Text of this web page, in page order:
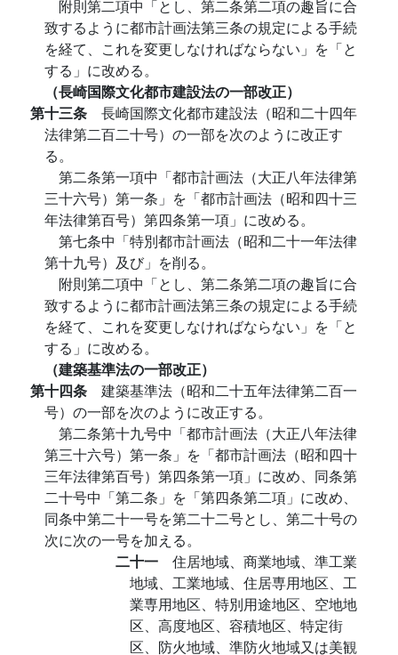
附則第二項中「とし、第二条第二項の趣旨に合
致するように都市計画法第三条の規定による手続
を経て、これを変更しなければならない」を「と
する」に改める。
（長崎国際文化都市建設法の一部改正）
第十三条 長崎国際文化都市建設法（昭和二十四年
法律第二百二十号）の一部を次のように改正す
る。
第二条第一項中「都市計画法（大正八年法律第
三十六号）第一条」を「都市計画法（昭和四十三
年法律第百号）第四条第一項」に改める。
第七条中「特別都市計画法（昭和二十一年法律
第十九号）及び」を削る。
附則第二項中「とし、第二条第二項の趣旨に合
致するように都市計画法第三条の規定による手続
を経て、これを変更しなければならない」を「と
する」に改める。
（建築基準法の一部改正）
第十四条 建築基準法（昭和二十五年法律第二百一
号）の一部を次のように改正する。
第二条第十九号中「都市計画法（大正八年法律
第三十六号）第一条」を「都市計画法（昭和四十
三年法律第百号）第四条第一項」に改め、同条第
二十号中「第二条」を「第四条第二項」に改め、
同条中第二十一号を第二十二号とし、第二十号の
次に次の一号を加える。
二十一 住居地域、商業地域、準工業
地域、工業地域、住居専用地区、工
業専用地区、特別用途地区、空地地
区、高度地区、容積地区、特定街
区、防火地域、準防火地域又は美観